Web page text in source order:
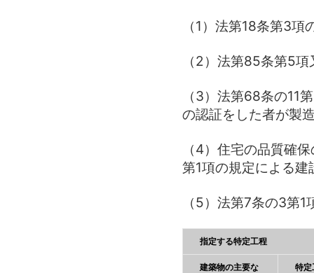
（1）法第18条第3
（2）法第85条第5
（3）法第68条の11
の認証をした者が製
（4）住宅の品質確
第1項の規定による
（5）法第7条の3第
指定する特定工程
建築物の主要な
特定